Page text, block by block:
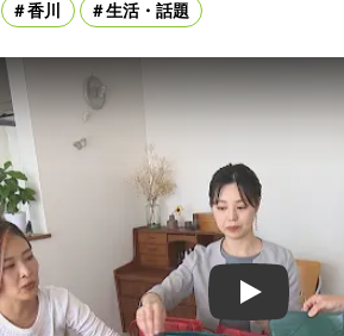
香川 生活・話題
Play